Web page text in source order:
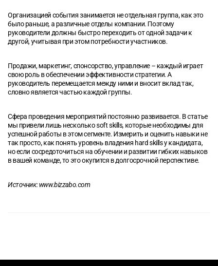
Организацией события занимается не отдельная группа, как это
было раньше, а различные отделы компании. Поэтому
руководители должны быстро переходить от одной задачи к
другой, учитывая при этом потребности участников.
Продажи, маркетинг, спонсорство, управление – каждый играет
свою роль в обеспечении эффективности стратегии. А
руководитель перемещается между ними и вносит вклад так,
словно является частью каждой группы.
Сфера проведения мероприятий постоянно развивается. В статье
мы привели лишь несколько soft skills, которые необходимы для
успешной работы в этом сегменте. Измерить и оценить навыки не
так просто, как понять уровень владения hard skills у кандидата,
но если сосредоточиться на обучении и развитии гибких навыков
в вашей команде, то это окупится в долгосрочной перспективе.
Источник:www.bizzabo.com